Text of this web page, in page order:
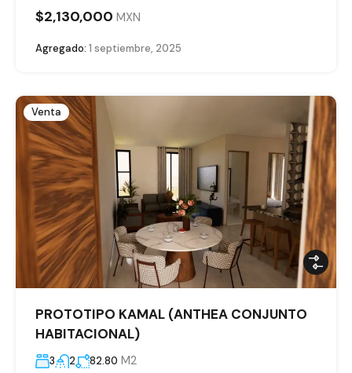
$2,130,000 MXN
Agregado: 1 septiembre, 2025
Venta
PROTOTIPO KAMAL (ANTHEA CONJUNTO
HABITACIONAL)
3 2 82.80 M2